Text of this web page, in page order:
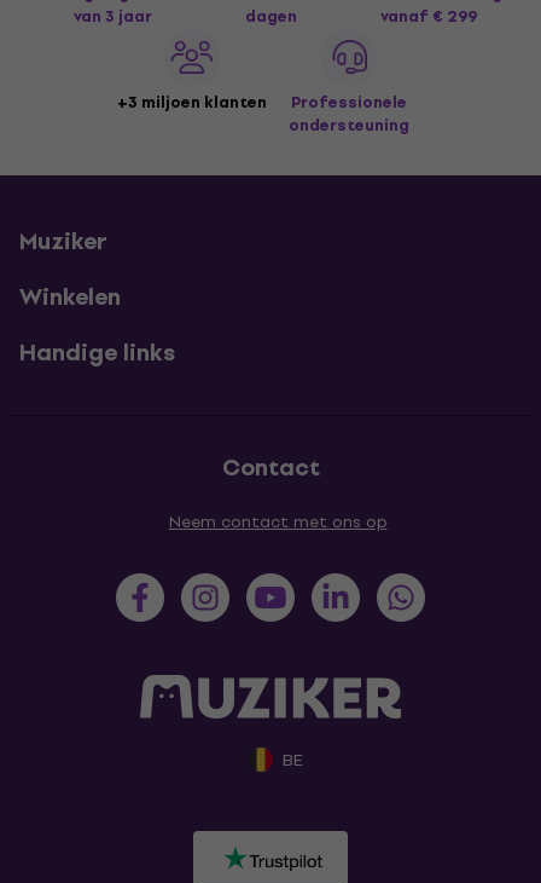
van 3 jaar
dagen
vanaf € 299
+3 miljoen klanten
Professionele
ondersteuning
Muziker
Winkelen
Handige links
Contact
Neem contact met ons op
BE